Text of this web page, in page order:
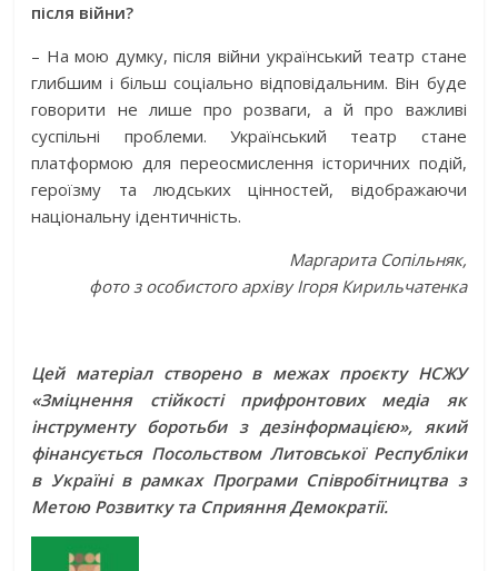
після війни?
– На мою думку, після війни український театр стане
глибшим і більш соціально відповідальним. Він буде
говорити не лише про розваги, а й про важливі
суспільні проблеми. Український театр стане
платформою для переосмислення історичних подій,
героїзму та людських цінностей, відображаючи
національну ідентичність.
Маргарита Сопільняк,
фото з особистого архіву Ігоря Кирильчатенка
Цей матеріал створено в межах проєкту НСЖУ
«Зміцнення стійкості прифронтових медіа як
інструменту боротьби з дезінформацією», який
фінансується Посольством Литовської Республіки
в Україні в рамках Програми Співробітництва з
Метою Розвитку та Сприяння Демократії.